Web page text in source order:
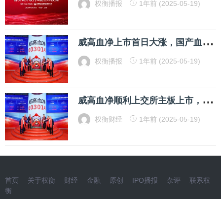
权衡播报 1年前 (2025-05-19)
威
高血净上市首日大涨，国产血液净化龙头受热捧
权衡播报 1年前 (2025-05-19)
威
高血净顺利上交所主板上市，山东富豪陈学利囊括四个上市企业
权衡财经 1年前 (2025-05-19)
首页 关于权衡 财经 金融 原创 IPO播报 杂评
联系权
衡